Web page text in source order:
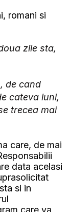
romani si
zile sta,
de cand
cateva luni,
trecea mai
care, de mai
data acelasi
si in
care va